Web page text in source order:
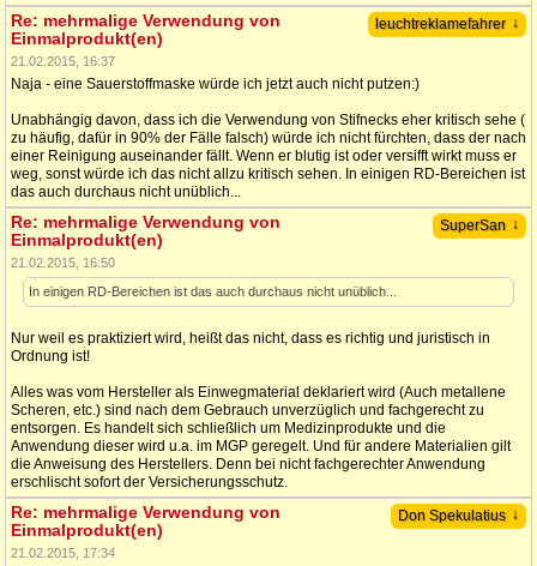
leuchtreklamefahrer ↓
Re: mehrmalige Verwendung von
Einmalprodukt(en)
21.02.2015, 16:37
Naja - eine Sauerstoffmaske würde ich jetzt auch nicht putzen:)
Unabhängig davon, dass ich die Verwendung von Stifnecks eher kritisch sehe (
zu häufig, dafür in 90% der Fälle falsch) würde ich nicht fürchten, dass der nach
einer Reinigung auseinander fällt. Wenn er blutig ist oder versifft wirkt muss er
weg, sonst würde ich das nicht allzu kritisch sehen. In einigen RD-Bereichen ist
das auch durchaus nicht unüblich...
SuperSan ↓
Re: mehrmalige Verwendung von
Einmalprodukt(en)
21.02.2015, 16:50
In einigen RD-Bereichen ist das auch durchaus nicht unüblich...
Nur weil es praktiziert wird, heißt das nicht, dass es richtig und juristisch in
Ordnung ist!
Alles was vom Hersteller als Einwegmaterial deklariert wird (Auch metallene
Scheren, etc.) sind nach dem Gebrauch unverzüglich und fachgerecht zu
entsorgen. Es handelt sich schließlich um Medizinprodukte und die
Anwendung dieser wird u.a. im MGP geregelt. Und für andere Materialien gilt
die Anweisung des Herstellers. Denn bei nicht fachgerechter Anwendung
erschlischt sofort der Versicherungsschutz.
Don Spekulatius ↓
Re: mehrmalige Verwendung von
Einmalprodukt(en)
21.02.2015, 17:34